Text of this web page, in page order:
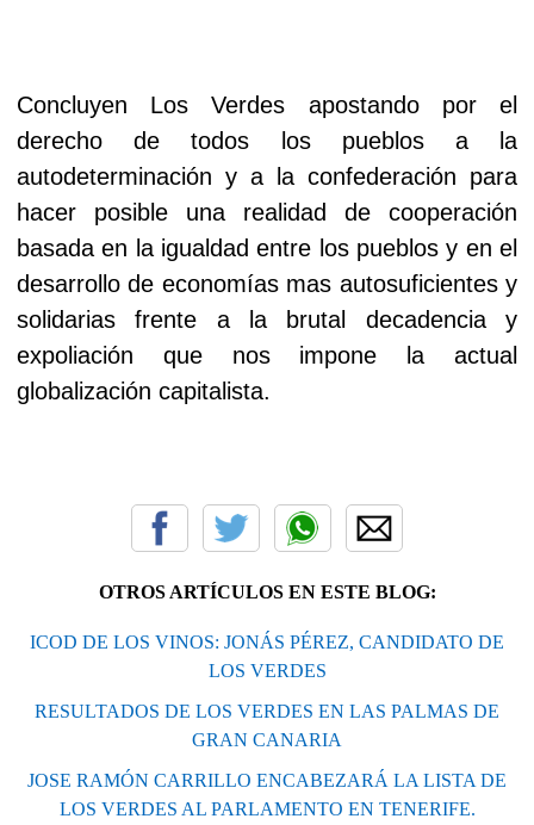
Concluyen Los Verdes apostando por el
derecho de todos los pueblos a la
autodeterminación y a la confederación para
hacer posible una realidad de cooperación
basada en la igualdad entre los pueblos y en el
desarrollo de economías mas autosuficientes y
solidarias frente a la brutal decadencia y
expoliación que nos impone la actual
globalización capitalista.
OTROS ARTÍCULOS EN ESTE BLOG:
ICOD DE LOS VINOS: JONÁS PÉREZ, CANDIDATO DE
LOS VERDES
RESULTADOS DE LOS VERDES EN LAS PALMAS DE
GRAN CANARIA
JOSE RAMÓN CARRILLO ENCABEZARÁ LA LISTA DE
LOS VERDES AL PARLAMENTO EN TENERIFE.